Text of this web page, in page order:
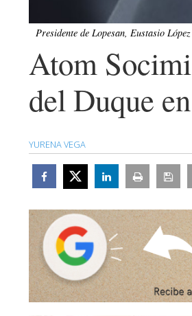
Presidente de Lopesan, Eustasio López
Atom
del Duque
YURENA VEGA